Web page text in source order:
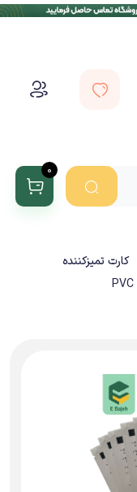
0
کارت تمیزکننده